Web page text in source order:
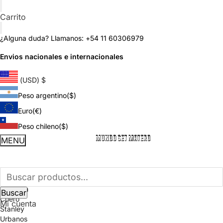
Skip
navigation
Skip
content
Carrito
¿Alguna duda? Llamanos: +54 11 60306979
Envios nacionales e internacionales
(USD) $
Peso argentino($)
Euro(€)
Peso chileno($)
MENU
Buscar
por:
Buscar
Mi cuenta
Buscar
por:
Inicio
Mates
Premium
Cuero
Stanley
Urbanos